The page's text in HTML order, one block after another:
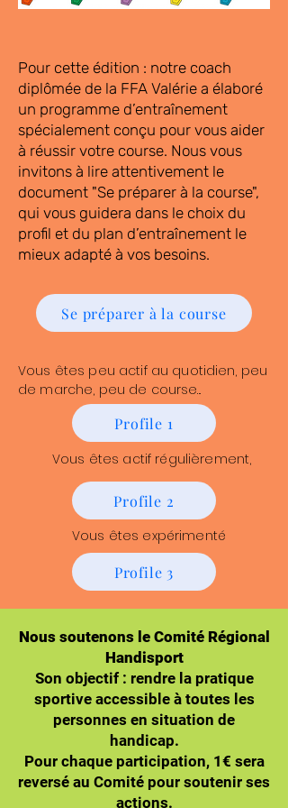
Pour cette édition : notre coach
diplômée de la FFA Valérie a élaboré
un programme d’entraînement
spécialement conçu pour vous aider
à réussir votre course. Nous vous
invitons à lire attentivement le
document "Se préparer à la course",
qui vous guidera dans le choix du
profil et du plan d’entraînement le
mieux adapté à vos besoins.
Se préparer à la course
Vous êtes peu actif au quotidien, peu
de marche, peu de course...
Profile 1
Vous êtes actif régulièrement,
Profile 2
Vous êtes expérimenté
Profile 3
Nous soutenons le Comité Régional
Handisport
Son objectif : rendre la pratique
sportive accessible à toutes les
personnes en situation de
handicap.
Pour chaque participation, 1€ sera
reversé au Comité pour soutenir ses
actions.